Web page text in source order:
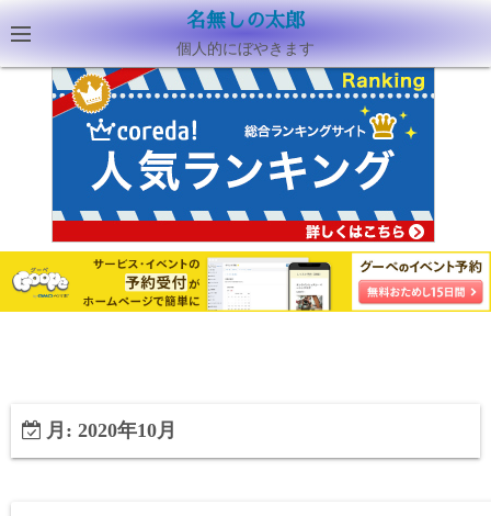
名無しの太郎
個人的にぼやきます
月: 2020年10月